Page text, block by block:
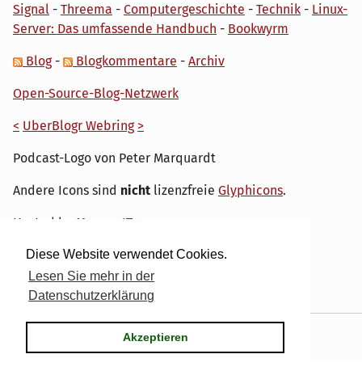
Diese Website verwendet Cookies.
Lesen Sie mehr in der
Datenschutzerklärung
Akzeptieren
Signal - Threema - Computergeschichte - Technik - Linux-
Server: Das umfassende Handbuch - Bookwyrm
Blog- Blogkommentare - Archiv
Open-Source-Blog-Netzwerk
< UberBlogr Webring >
Podcast-Logo von Peter Marquardt
Andere Icons sind nicht lizenzfreie Glyphicons.
Hosted by My own IT.
Serendipity& the dirk